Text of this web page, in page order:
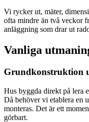
Vi rycker ut, mäter,
ofta mindre än två veckor
anläggning som drar ut
Vanliga
Grundkonstruktion
Hus byggda direkt på lera
Då behöver vi etablera en
monteras. Det är ett
görbart.